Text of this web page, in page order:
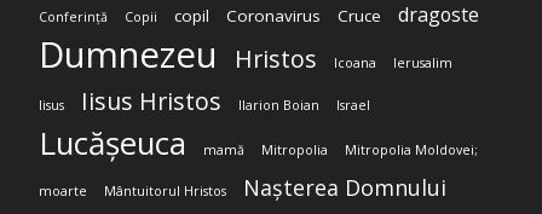
Conferință Copii copil Coronavirus Cruce dragoste
Dumnezeu Hristos Icoana Ierusalim
Iisus Iisus Hristos Ilarion Boian Israel
Lucășeuca mamă Mitropolia Mitropolia Moldovei;
moarte Mântuitorul Hristos Nașterea Domnului